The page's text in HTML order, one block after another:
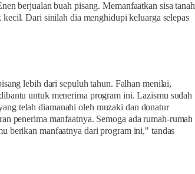
berjualan buah pisang. Memanfaatkan sisa tanah
Dari sinilah dia menghidupi keluarga selepas
lebih dari sepuluh tahun. Falhan menilai,
untuk menerima program ini. Lazismu sudah
telah diamanahi oleh muzaki dan donatur
penerima manfaatnya. Semoga ada rumah-rumah
berikan manfaatnya dari program ini," tandas